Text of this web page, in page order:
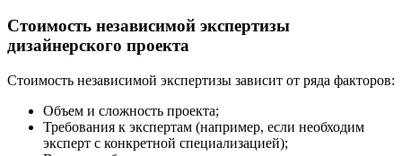
Стоимость независимой экспертизы
дизайнерского проекта
Стоимость независимой экспертизы зависит от ряда факторов:
Объем и сложность проекта;
Требования к экспертам (например, если необходим
эксперт с конкретной специализацией);